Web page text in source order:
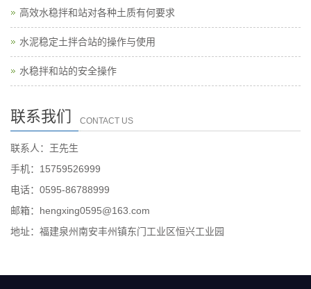
高效水稳拌和站对各种土质有何要求
水泥稳定土拌合站的操作与使用
水稳拌和站的安全操作
联系我们 CONTACT US
联系人：王先生
手机：15759526999
电话：0595-86788999
邮箱：hengxing0595@163.com
地址：福建泉州南安丰州镇东门工业区恒兴工业园